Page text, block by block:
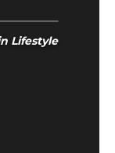
Lifestyle